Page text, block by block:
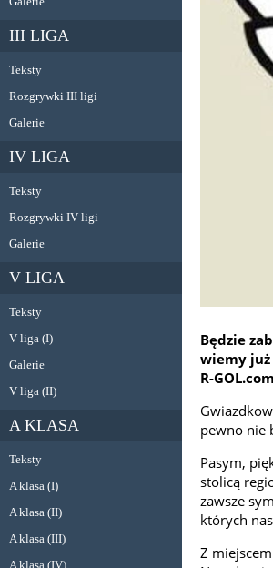
III LIGA
Teksty
Rozgrywki III ligi
Galerie
IV LIGA
Teksty
Rozgrywki IV ligi
Galerie
V LIGA
Teksty
V liga (I)
Galerie
V liga (II)
A KLASA
Teksty
A klasa (I)
A klasa (II)
A klasa (III)
A klasa (IV)
Będzie
wiemy już
R-
pewno nie
Pasym,
stolicą
zawsze
których
Z